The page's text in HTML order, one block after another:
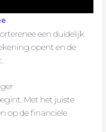
een duidelijk
opent en de
Met het juiste
op de financiële